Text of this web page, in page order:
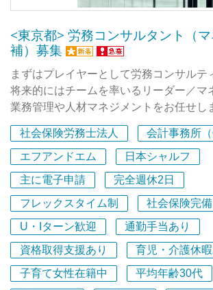
参加してくれるメンバーとともに事務所
メンバー全員でディスカッションしてい
ジできる体制を構築していきます。
一から組織をともに作っていく経験がで
験できないやりがいだと思っております
私たちスターズラボのメンバーと一緒に
どこに行っても活躍できる真のプロフェ
ると確信していますのでぜひご応募お待
<東京都> 労務コンサルタント（
補）募集
まずはプレイヤーとして労務コンサルテ
将来的にはチームを率いるリーダー／マ
業務管理や人材マネジメントをお任せし
私たちは、クライアントに真摯に寄り添
「話しやすさNo.1」の労務プロフェッシ
す
スタートアップ社労士法人です。
業界の常識にとらわれず、
新しいやり方やあなたらしいスタイルを
組織づくり・サービスづくりに挑戦した
す。
社会保険労務士法人
会計事務所（
エフアンドエム
日本シャルフ
主に電子申請
完全週休2日
フレックスタイム制
社会保険完備
U・Iターン歓迎
通勤手当あり
資格取得支援あり
育児・介護休暇
子育て女性在籍中
平均年齢30代